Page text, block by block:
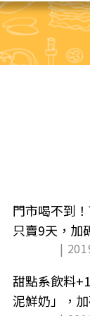
門市喝不到
只賣9天，加
|
甜點系飲料
泥鮮奶」，